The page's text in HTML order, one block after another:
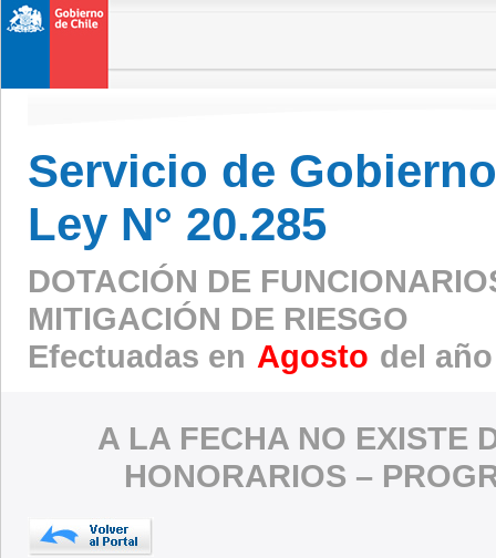
Servicio de
Ley N° 20.285
DOTACIÓN DE
MITIGACIÓN DE RIESGO
Efectuadas en Agosto del
A LA FECHA NO EXISTE
HONORARIOS –